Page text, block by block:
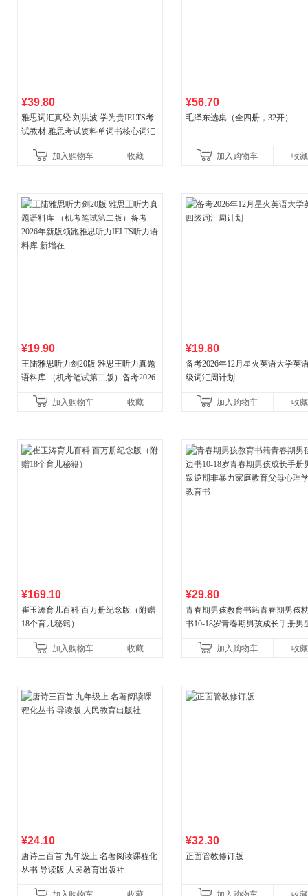
¥39.80
雅思词汇真经 刘洪波 学为贵IELTS考
试教材 雅思考试资料单词书核心词汇
加入购物车
收藏
¥56.70
毛泽东选集（全四册，32开）
加入购物车 收藏
¥19.90
王陆雅思听力剑20版 雅思王听力真题
语料库 （机考笔试第二版）备考2026
新增在
加入购物车 收藏
¥19.80
备考2026年12月星火英语大学英
级词汇周计划
加入购物车 收藏
¥169.10
崔玉涛育儿百科 百万册纪念版（附赠
18个育儿秘籍）
加入购物车 收藏
¥29.80
青春期男孩教育书籍青春期男孩
书10-18岁青春期男孩成长手册男
育书
加入购物车 收藏
¥24.10
唐诗三百首 九年级上 名著阅读课程化
丛书 导读版 人民教育出版社
¥32.30
正面管教修订版